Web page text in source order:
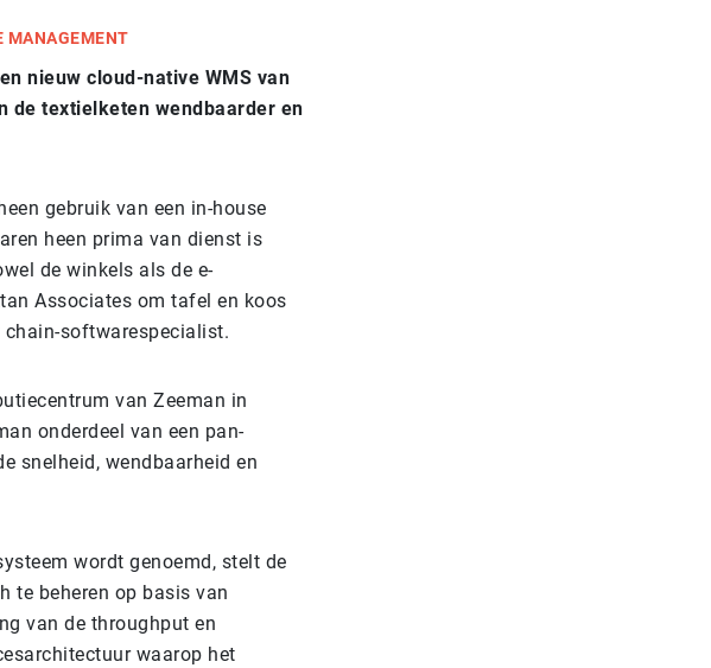
MANAGEMENT
nieuw cloud-native WMS van
de textielketen wendbaarder en
gebruik van een in-house
heen prima van dienst is
de winkels als de e-
Associates om tafel en koos
softwarespecialist.
van Zeeman in
onderdeel van een pan-
snelheid, wendbaarheid en
wordt genoemd, stelt de
te beheren op basis van
van de throughput en
waarop het